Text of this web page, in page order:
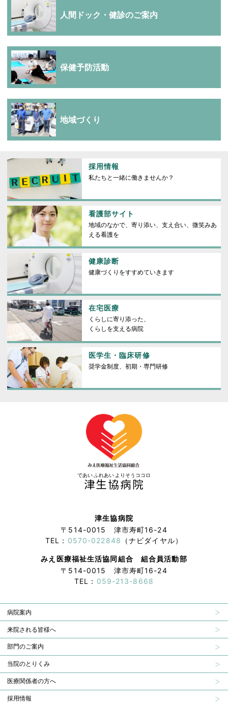
人間ドック・健診のご案内
保健予防活動
地域づくり
採用情報
私たちと一緒に働きませんか？
看護部サイト
地域のなかで、寄り添い、支え合い、微笑みあ
える看護を
健康診断
健康づくりをすすめていきます
在宅医療
くらしに寄り添った、
くらしを支える病院
医学生・臨床研修
奨学金制度、初期・専門研修
病院案内
来院される皆様へ
部門のご案内
当院のとりくみ
医療関係者の方へ
採用情報
であい ふれあい よりそうココロ
津生協病院
津生協病院
〒514-0015 津市寿町16-24
TEL： 0570-022848 （ナビダイヤル）
みえ医療福祉生活協同組合 組合員活動部
〒514-0015 津市寿町16-24
TEL： 059-213-8668